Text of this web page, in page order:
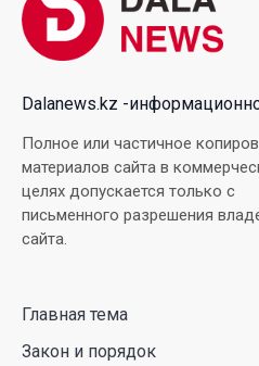
В Луну врежется 12-
Falcon 9: ученые
Димаш Кудайберген
хореографией на народную
31 Июл. 2026 14:11
В области Абай началось
Dalanews.kz -
Полное или частичное
материалов сайта в
целях допускается только с
письменного разрешения
сайта.
Главная тема
Закон и порядок